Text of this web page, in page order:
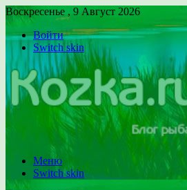
Воскресенье , 9 Август 2026
Войти
Switch skin
Меню
Switch skin